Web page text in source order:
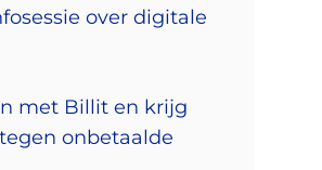
over digitale
met Billit en krijg
onbetaalde